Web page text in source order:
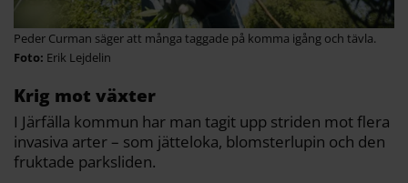
Peder Curman säger att många taggade på komma igång och tävla.
Erik Lejdelin
Krig mot växter
I Järfälla kommun har man tagit upp striden mot flera
invasiva arter – som jätteloka, blomsterlupin och den
fruktade parksliden.